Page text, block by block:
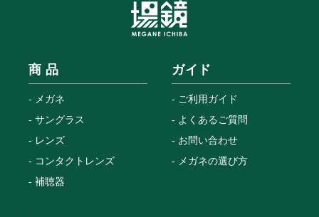
商 品
メガネ
サングラス
レンズ
コンタクトレンズ
補聴器
ガイド
ご利用ガイド
よくあるご質問
お問い合わせ
メガネの選び方